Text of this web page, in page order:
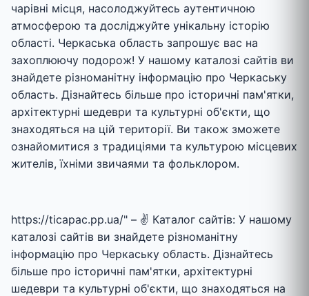
чарівні місця, насолоджуйтесь аутентичною
атмосферою та досліджуйте унікальну історію
області. Черкаська область запрошує вас на
захоплюючу подорож! У нашому каталозі сайтів ви
знайдете різноманітну інформацію про Черкаську
область. Дізнайтесь більше про історичні пам'ятки,
архітектурні шедеври та культурні об'єкти, що
знаходяться на цій території. Ви також зможете
ознайомитися з традиціями та культурою місцевих
жителів, їхніми звичаями та фольклором.
https://ticapac.pp.ua/" – ✌ Каталог сайтів: У нашому
каталозі сайтів ви знайдете різноманітну
інформацію про Черкаську область. Дізнайтесь
більше про історичні пам'ятки, архітектурні
шедеври та культурні об'єкти, що знаходяться на